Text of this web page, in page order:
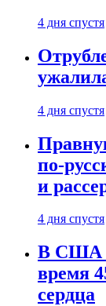
4 дня спустя
4 дня спустя
по-
и
4 дня спустя
В США
время
сердца